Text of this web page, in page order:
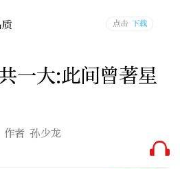
一大:此间曾著星
| 作者 孙少龙